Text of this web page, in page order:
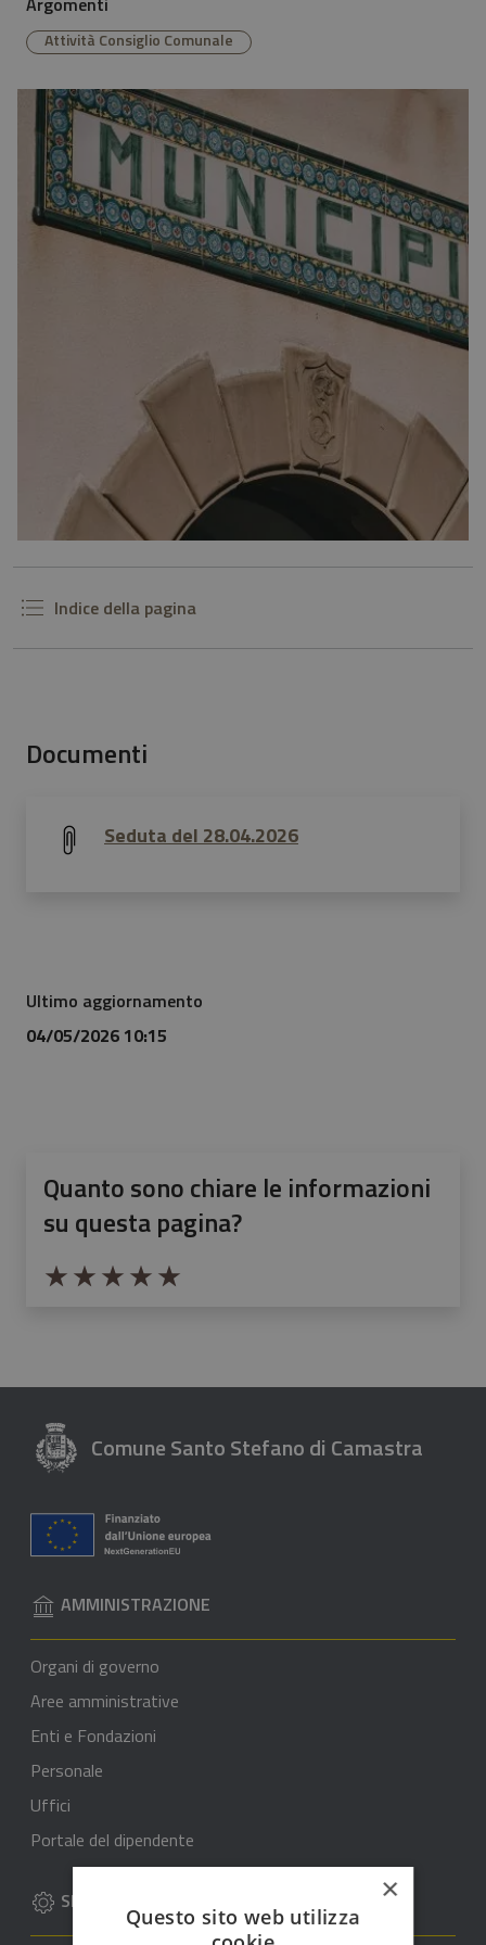
Attività Consiglio Comunale
Indice della pagina
Documenti
Seduta del 28.04.2026
Ultimo aggiornamento
04/05/2026 10:15
Quanto sono chiare le informazioni
su questa pagina?
Valuta da 1 a 5 stelle la pagina
Comune Santo Stefano di Camastra
AMMINISTRAZIONE
Organi di governo
Aree amministrative
Enti e Fondazioni
Personale
Uffici
Portale del dipendente
SERVIZI ×
Questo sito web utilizza